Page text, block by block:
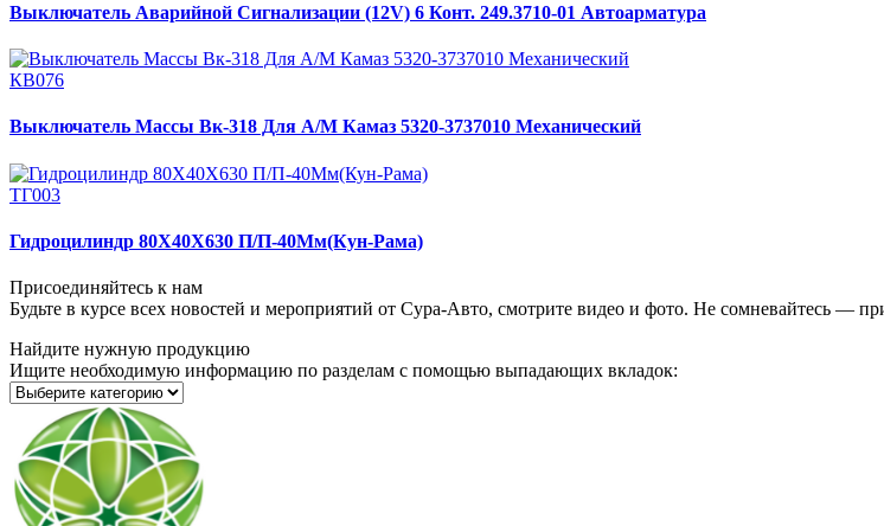
Выключатель Аварийной Сигнализации (12V) 6 Конт. 249.3710-01 Автоарматура
КВ076
Выключатель Массы Вк-318 Для А/М Камаз 5320-3737010 Механический
ТГ003
Гидроцилиндр 80Х40Х630 П/П-40Мм(Кун-Рама)
Присоединяйтесь к нам
Будьте в курсе всех новостей и мероприятий от Сура-Авто, смотрите видео и фото. Не сомневайтесь —
Найдите нужную продукцию
Ищите необходимую информацию по разделам с помощью выпадающих вкладок: